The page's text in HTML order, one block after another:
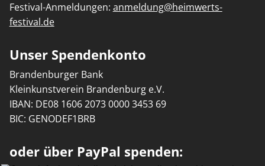
Festival-Anmeldungen: anmeldung@heimwerts-
festival.de
Unser Spendenkonto
Brandenburger Bank
Kleinkunstverein Brandenburg e.V.
IBAN: DE08 1606 2073 0000 3453 69
BIC: GENODEF1BRB
oder über PayPal spenden: